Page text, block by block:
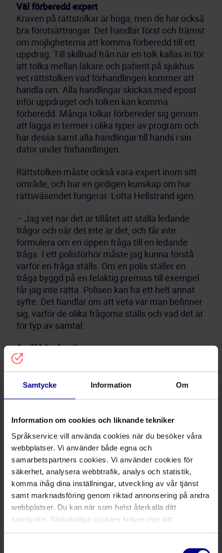
Samtycke Information Om
Information om cookies och liknande tekniker
Språkservice vill använda cookies när du besöker våra
webbplatser. Vi använder både egna och
samarbetspartners cookies. Vi använder cookies för
säkerhet, analysera webbtrafik, analys och statistik,
komma ihåg dina inställningar, utveckling av vår tjänst
samt marknadsföring genom riktad annonsering på andra
webbplatser. Du kan när som helst återkalla ditt
samtycke. Nödvändiga cookies kräver inte ditt
samtycke. Läs mer om våra cookies, hur de används,
Väl förberedd expert
Kraven på rättstolkar är höga, men de har också
bra förutsättningar. Det handlar först och främst
om möjligheterna att komma förberedd till ett
uppdrag. Till skillnad från när en tolk kallas in för
att tolka mellan läkare och patient på sjukhus
vet rättstolken vad förhandlingen kommer att
handla om. Alla handlingar skickas med epost
inför uppdraget och tolken kan komma
förberedd. Många tolkar förbereder sig genom
att lägga in termer i olika typer av program och
har dessa samt alla handlingar till hands i sin
dator under förhandlingen.
Rättstolken måste också vara expert inom sitt
område, och har en gedigen kunskap om hur
rättsväsendet fungerar. Lotta Hellstrand igen:
– Jag vet när det är tillåtet att ställa ledande
frågor och när det inte är det, och får inte
formulera om en öppen fråga till en ledande
fråga. I ett polisförhör måste jag kunna förstå
varför en fråga ställs. Om en polis ställer en
fråga byggd på en felaktig premiss till exempel
får jag inte rätta. Polisen kan ha ett helt annat
syfte. Det handlar om att veta var man befinner
sig, varför de olika frågorna ställs och vad det är
för typ av samtal.
Språkkänslan övas
Men först och främst handlar rättstolkens
arbete, precis som all tolkning, om
språkkunskaper och språkkänsla. Språket är
tolkens självklara hemmaplan, det är här hen är
svenska som modersmål och tolkar till och från
engelska.
– Det gäller att öva och träna sin språkkänsla
hela tiden. Och vara vaksam, fundera ut i förväg
vilka situationer som kan vara dubbeltydiga.
Man ska översätta allt som sägs, men ibland
måste man justera för det inte ska bli fel. Till
exempel engelskans ”you”, som kan betyda
både ”du” och ”ni”. Jag samlar på mig exempel
och tänker på de saker som behöver